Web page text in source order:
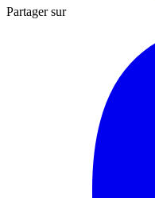
Partager sur